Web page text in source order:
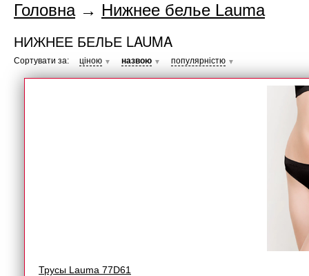
Головна→ Нижнее белье Lauma
НИЖНЕЕ БЕЛЬЕ LAUMA
Сортувати за: ціною ▼ назвою ▼ популярністю ▼
Трусы Lauma 77D61